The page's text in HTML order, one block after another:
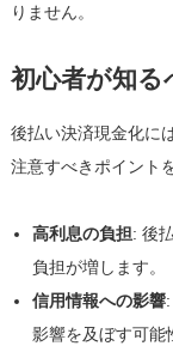
りません。
初心者が知る
後払い決済現金化に
注意すべきポイント
高利息の負担: 後
負担が増します。
信用情報への影響
影響を及ぼす可能